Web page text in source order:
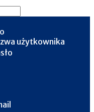
użytkownika